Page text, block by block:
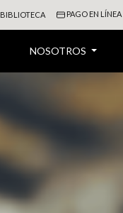
NOSOTROS
BIBLIOTECA PAGO EN LÍNEA